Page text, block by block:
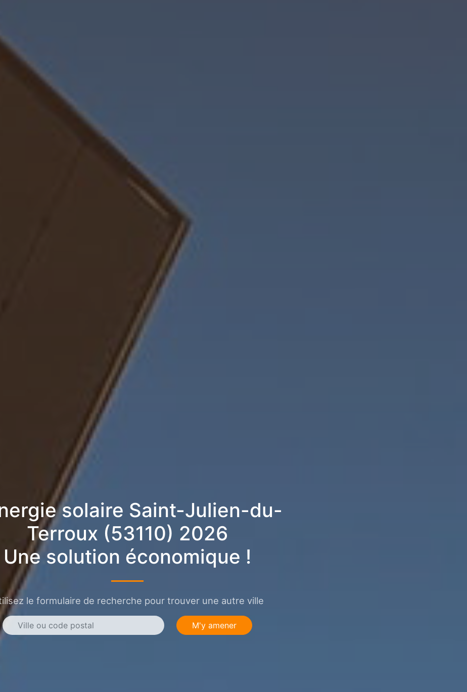
solaire Saint-Julien-du-
Terroux (53110) 2026
Une solution économique !
le formulaire de recherche pour trouver une autre ville
M'y amener